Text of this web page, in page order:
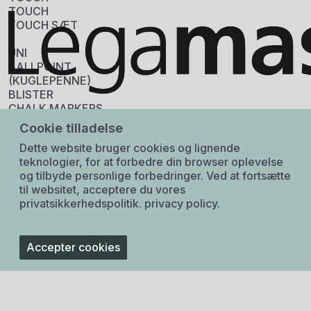
TOUCH
TOUCH SÆT
UNI
BALLPOINT
(KUGLEPENNE)
BLISTER
CHALK MARKERS
CORRECTION
EYE
FINELINER
GELPENNE
MECH.PENCILS
MINER
PAINT MARKERS
MARKERS
POSCA
ROLLERBALL ANDRE
UNI PIN
Log ind
Information
Sku:
401629
GTIN:
3296280033365
Tarif:
96082000
Japan
Cookie tilladelse
Dette website bruger cookies og lignende
teknologier, for at forbedre din browser oplevelse
og tilbyde personlige forbedringer. Ved at fortsætte
til websitet, acceptere du vores
privatsikkerhedspolitik. privacy policy.
Accepter cookies